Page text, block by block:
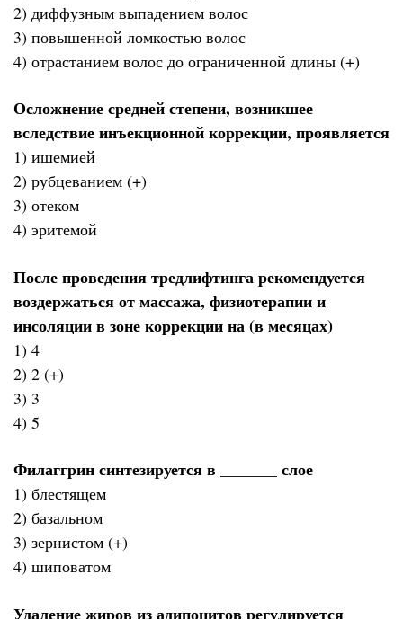
2) диффузным выпадением волос
3) повышенной ломкостью волос
4) отрастанием волос до ограниченной длины (+)
Осложнение средней степени, возникшее
вследствие инъекционной коррекции, проявляется
1) ишемией
2) рубцеванием (+)
3) отеком
4) эритемой
После проведения тредлифтинга рекомендуется
воздержаться от массажа, физиотерапии и
инсоляции в зоне коррекции на (в месяцах)
1) 4
2) 2 (+)
3) 3
4) 5
Филаггрин синтезируется в _______ слое
1) блестящем
2) базальном
3) зернистом (+)
4) шиповатом
Удаление жиров из адипоцитов регулируется